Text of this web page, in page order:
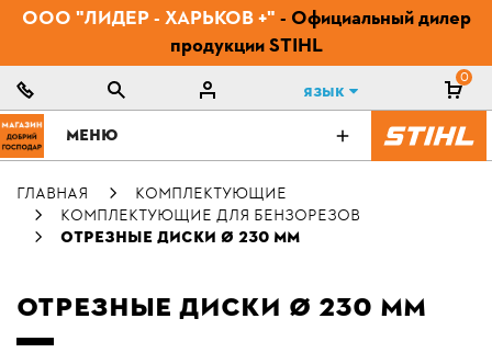
ООО "ЛИДЕР - ХАРЬКОВ +" - Официальный дилер
продукции STIHL
Язык
0
МЕНЮ
ГЛАВНАЯ
КОМПЛЕКТУЮЩИЕ
КОМПЛЕКТУЮЩИЕ ДЛЯ БЕНЗОРЕЗОВ
ОТРЕЗНЫЕ ДИСКИ Ø 230 ММ
ОТРЕЗНЫЕ ДИСКИ Ø 230 ММ